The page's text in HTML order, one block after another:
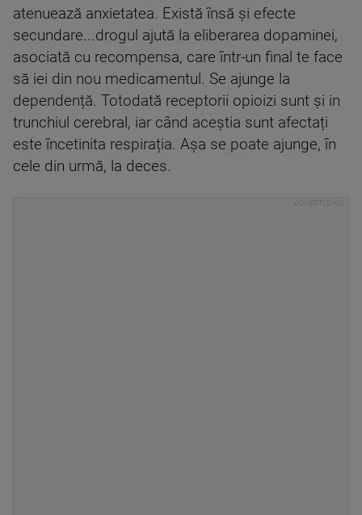
atenuează anxietatea. Există însă și efecte
secundare...drogul ajută la eliberarea dopaminei,
asociată cu recompensa, care într-un final te face
să iei din nou medicamentul. Se ajunge la
dependență. Totodată receptorii opioizi sunt și in
trunchiul cerebral, iar când aceștia sunt afectați
este încetinita respirația. Așa se poate ajunge, în
cele din urmă, la deces.